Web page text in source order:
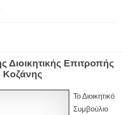
Διοικητικής Επιτροπής
Κοζάνης
Το Διοικητικό
Συμβούλιο